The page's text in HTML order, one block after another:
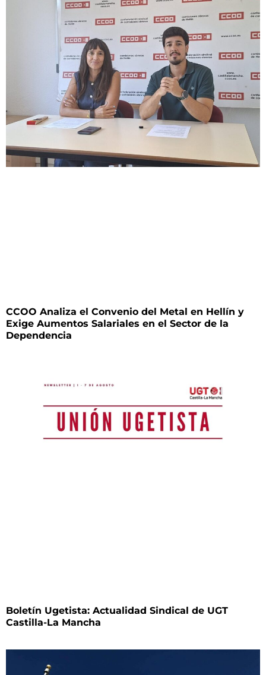
CCOO Analiza el Convenio del Metal en Hellín y
Exige Aumentos Salariales en el Sector de la
Dependencia
Boletín Ugetista: Actualidad Sindical de UGT
Castilla-La Mancha